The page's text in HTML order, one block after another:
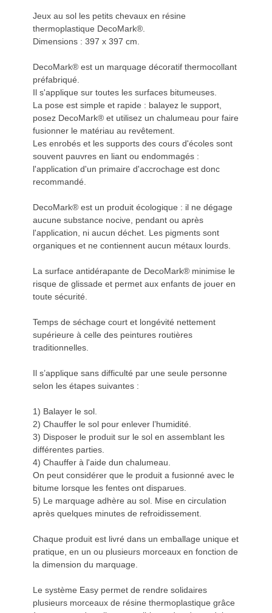
Jeux au sol les petits chevaux en résine
thermoplastique DecoMark®.
Dimensions : 397 x 397 cm.
DecoMark® est un marquage décoratif thermocollant
préfabriqué.
Il s'applique sur toutes les surfaces bitumeuses.
La pose est simple et rapide : balayez le support,
posez DecoMark® et utilisez un chalumeau pour faire
fusionner le matériau au revêtement.
Les enrobés et les supports des cours d'écoles sont
souvent pauvres en liant ou endommagés :
l'application d'un primaire d'accrochage est donc
recommandé.
DecoMark® est un produit écologique : il ne dégage
aucune substance nocive, pendant ou après
l'application, ni aucun déchet. Les pigments sont
organiques et ne contiennent aucun métaux lourds.
La surface antidérapante de DecoMark® minimise le
risque de glissade et permet aux enfants de jouer en
toute sécurité.
Temps de séchage court et longévité nettement
supérieure à celle des peintures routières
traditionnelles.
Il s’applique sans difficulté par une seule personne
selon les étapes suivantes :
1) Balayer le sol.
2) Chauffer le sol pour enlever l’humidité.
3) Disposer le produit sur le sol en assemblant les
différentes parties.
4) Chauffer à l'aide dun chalumeau.
On peut considérer que le produit a fusionné avec le
bitume lorsque les fentes ont disparues.
5) Le marquage adhère au sol. Mise en circulation
après quelques minutes de refroidissement.
Chaque produit est livré dans un emballage unique et
pratique, en un ou plusieurs morceaux en fonction de
la dimension du marquage.
Le système Easy permet de rendre solidaires
plusieurs morceaux de résine thermoplastique grâce